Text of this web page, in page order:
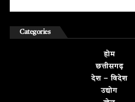
Categories
होम
छत्तीसगढ़
देश – विदेश
उद्योग